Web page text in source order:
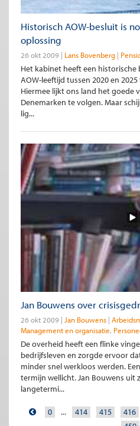
Historisch AOW-besluit is
oplossing
26 okt 2009 Lans Bovenberg
Het kabinet heeft een
AOW-leeftijd tussen 2020 en
Hiermee lijkt ons land het goede
Denemarken te volgen. Maar
lig...
Jan Bouwens over
26 okt 2009 Jan Bouwens
Management en organisatie
De overheid heeft een flinke
bedrijfsleven en zorgde ervoor
minder snel werkloos werden.
termijn wellicht. Jan Bouwens uit
langetermi...
0 ... 414 415 416